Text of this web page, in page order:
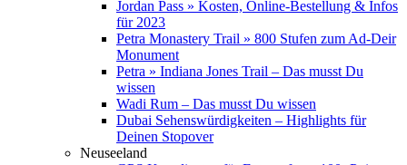
Jordan Pass » Kosten, Online-Bestellung & Infos
für 2023
Petra Monastery Trail » 800 Stufen zum Ad-Deir
Monument
Petra » Indiana Jones Trail – Das musst Du
wissen
Wadi Rum – Das musst Du wissen
Dubai Sehenswürdigkeiten – Highlights für
Deinen Stopover
Neuseeland